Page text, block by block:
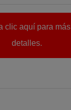
clic aquí para más
detalles.